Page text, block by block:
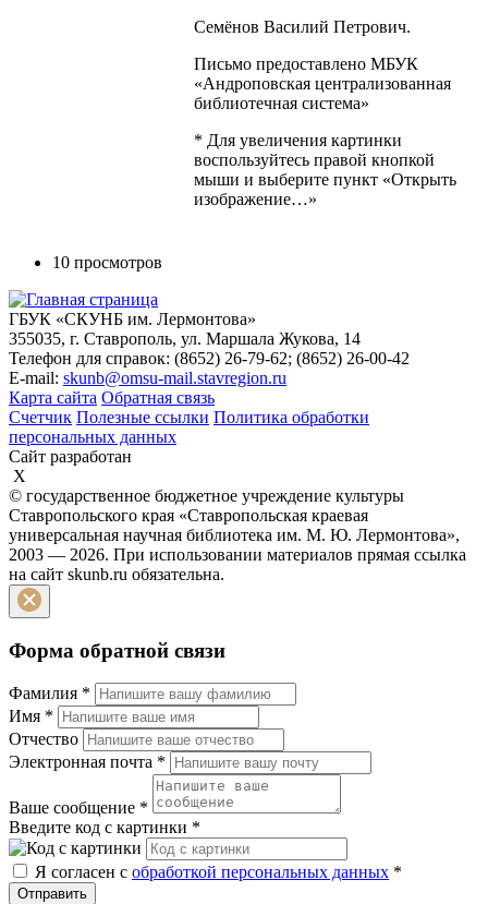
Семёнов Василий Петрович.
Письмо предоставлено МБУК
«Андроповская централизованная
библиотечная система»
* Для увеличения картинки
воспользуйтесь правой кнопкой
мыши и выберите пункт «Открыть
изображение…»
10 просмотров
ГБУК «СКУНБ им. Лермонтова»
355035, г. Ставрополь, ул. Маршала Жукова, 14
Телефон для справок: (8652) 26-79-62; (8652) 26-00-42
E-mail: skunb@omsu-mail.stavregion.ru
Карта сайта Обратная связь
Счетчик Полезные ссылки Политика обработки
персональных данных
Сайт разработан
X
© государственное бюджетное учреждение культуры
Ставропольского края «Ставропольская краевая
универсальная научная библиотека им. М. Ю. Лермонтова»,
2003 — 2026. При использовании материалов прямая ссылка
на сайт skunb.ru обязательна.
Форма обратной связи
Фамилия *
Имя *
Отчество
Электронная почта *
Ваше сообщение *
Введите код с картинки *
Я согласен с обработкой персональных данных *
Отправить